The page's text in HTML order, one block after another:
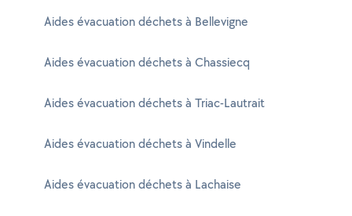
Aides évacuation déchets à Bellevigne
Aides évacuation déchets à Chassiecq
Aides évacuation déchets à Triac-Lautrait
Aides évacuation déchets à Vindelle
Aides évacuation déchets à Lachaise